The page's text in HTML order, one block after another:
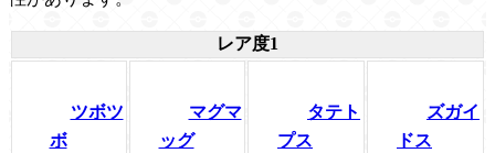
レア度1
ツボツ
ボ
マグマ
ッグ
タテト
プス
ズガイ
ドス